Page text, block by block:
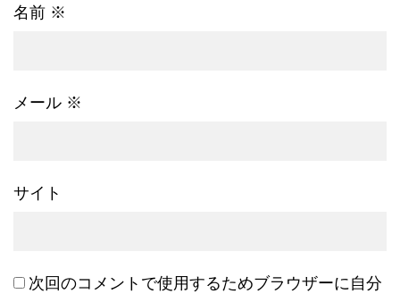
名前 ※
メール ※
サイト
次回のコメントで使用するためブラウザーに自分